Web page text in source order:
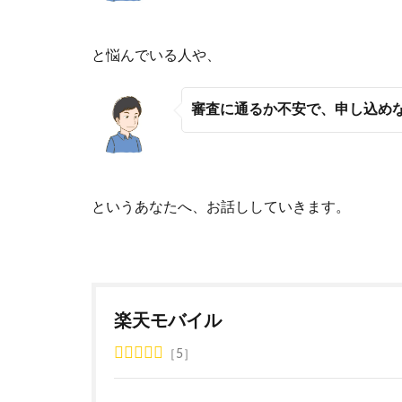
と悩んでいる人や、
審査に通るか不安で、申し込め
というあなたへ、お話ししていきます。
楽天モバイル
5